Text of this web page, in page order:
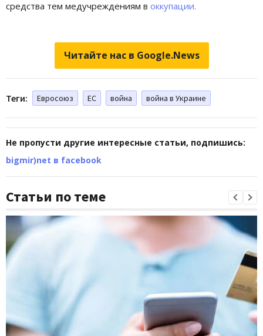
средства тем медучреждениям в оккупации.
Читайте нас в Google.News
Теги: Евросоюз ЕС война война в Украине
Не пропусти другие интересные статьи, подпишись:
bigmir)net в facebook
Статьи по теме